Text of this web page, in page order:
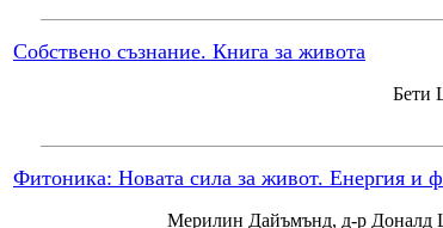
Собствено съзнание. Книга за живота
Бети
Фитоника: Новата сила за живот. Енергия и
Мерилин Дайъмънд, д-р Доналд